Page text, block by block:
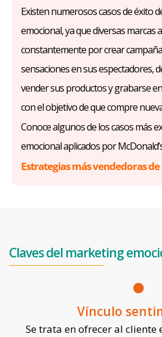
Existen numerosos casos de éxito
emocional, ya que diversas marcas
constantemente por crear
sensaciones en sus espectadores,
vender sus productos y grabarse
con el objetivo de que compre
Conoce algunos de los casos más
emocional aplicados por
Estrategias más vendedoras de
Claves del marketing
Vínculo
Se trata en ofrecer al cliente